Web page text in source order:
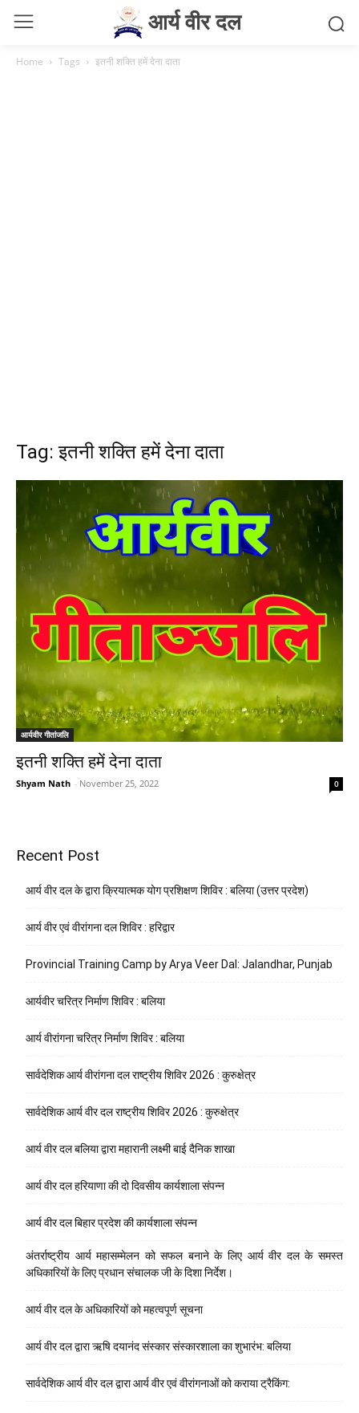
आर्य वीर दल
Home Tags इतनी शक्ति हमें देना दाता
Tag: इतनी शक्ति हमें देना दाता
आर्यवीर गीतांजलि
इतनी शक्ति हमें देना दाता
Shyam Nath - November 25, 2022 0
Recent Post
आर्य वीर दल के द्वारा क्रियात्मक योग प्रशिक्षण शिविर : बलिया (उत्तर प्रदेश)
आर्य वीर एवं वीरांगना दल शिविर : हरिद्वार
Provincial Training Camp by Arya Veer Dal: Jalandhar, Punjab
आर्यवीर चरित्र निर्माण शिविर : बलिया
आर्य वीरांगना चरित्र निर्माण शिविर : बलिया
सार्वदेशिक आर्य वीरांगना दल राष्ट्रीय शिविर 2026 : कुरुक्षेत्र
सार्वदेशिक आर्य वीर दल राष्ट्रीय शिविर 2026 : कुरुक्षेत्र
आर्य वीर दल बलिया द्वारा महारानी लक्ष्मी बाई दैनिक शाखा
आर्य वीर दल हरियाणा की दो दिवसीय कार्यशाला संपन्न
आर्य वीर दल बिहार प्रदेश की कार्यशाला संपन्न
अंतर्राष्ट्रीय आर्य महासम्मेलन को सफल बनाने के लिए आर्य वीर दल के समस्त
अधिकारियों के लिए प्रधान संचालक जी के दिशा निर्देश।
आर्य वीर दल के अधिकारियों को महत्वपूर्ण सूचना
आर्य वीर दल द्वारा ऋषि दयानंद संस्कार संस्कारशाला का शुभारंभ: बलिया
सार्वदेशिक आर्य वीर दल द्वारा आर्य वीर एवं वीरांगनाओं को कराया ट्रैकिंग: